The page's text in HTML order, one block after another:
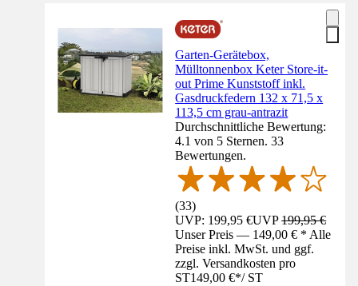
Garten-Gerätebox,
Mülltonnenbox Keter Store-it-
out Prime Kunststoff inkl.
Gasdruckfedern 132 x 71,5 x
113,5 cm grau-antrazit
Durchschnittliche Bewertung:
4.1 von 5 Sternen. 33
Bewertungen.
(33)
UVP: 199,95 €UVP199,95 €
Unser Preis — 149,00 € * Alle
Preise inkl. MwSt. und ggf.
zzgl. Versandkosten pro
ST149,00 €*/ ST